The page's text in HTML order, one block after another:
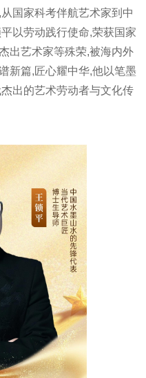
国家科考伴航艺术家到中
以劳动践行使命,荣获国家
出艺术家等殊荣,被海内外
新篇,匠心耀中华,他以笔墨
出的艺术劳动者与文化传